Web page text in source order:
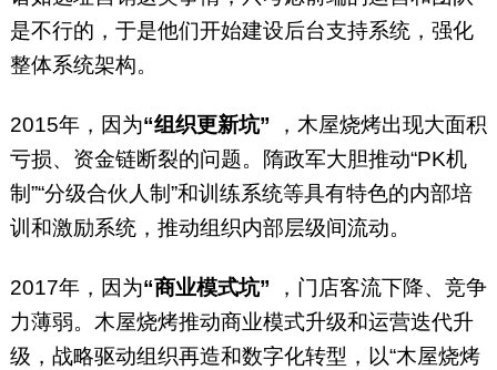
是不行的，于是他们开始建设后台支持系统，强化
整体系统架构。
2015年，因为“组织更新坑”
，木屋烧烤出现大面积
亏损、资金链断裂的问题。隋政军大胆推动“PK机
制”“分级合伙人制”和训练系统等具有特色的内部培
训和激励系统，推动组织内部层级间流动。
2017年，因为“商业模式坑”
，门店客流下降、竞争
力薄弱。木屋烧烤推动商业模式升级和运营迭代升
级，战略驱动组织再造和数字化转型，以“木屋烧烤